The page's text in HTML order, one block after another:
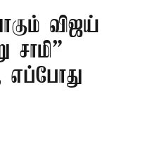
விஜய்
எப்போது